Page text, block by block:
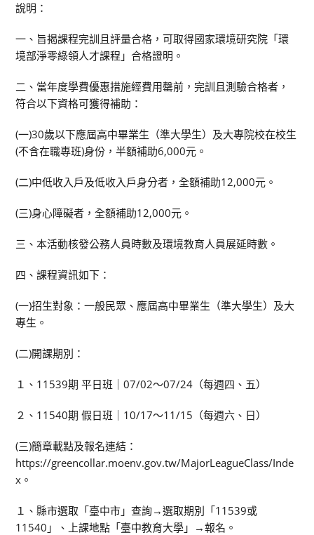
說明：
一、旨揭課程完訓且評量合格，可取得國家環境研究院「環
境部淨零綠領人才課程」合格證明。
二、當年度學費優惠措施經費用罄前，完訓且測驗合格者，
符合以下資格可獲得補助：
(一)30歲以下應屆高中畢業生（準大學生）及大專院校在校生
(不含在職專班)身份，半額補助6,000元。
(二)中低收入戶及低收入戶身分者，全額補助12,000元。
(三)身心障礙者，全額補助12,000元。
三、本活動核發公務人員時數及環境教育人員展延時數。
四、課程資訊如下：
(一)招生對象：一般民眾、應屆高中畢業生（準大學生）及大
專生。
(二)開課期別：
１、11539期 平日班｜07/02～07/24（每週四、五）
２、11540期 假日班｜10/17～11/15（每週六、日）
(三)簡章載點及報名連結：
https://greencollar.moenv.gov.tw/MajorLeagueClass/Inde
x。
１、縣市選取「臺中市」查詢→選取期別「11539或
11540」、上課地點「臺中教育大學」→報名。